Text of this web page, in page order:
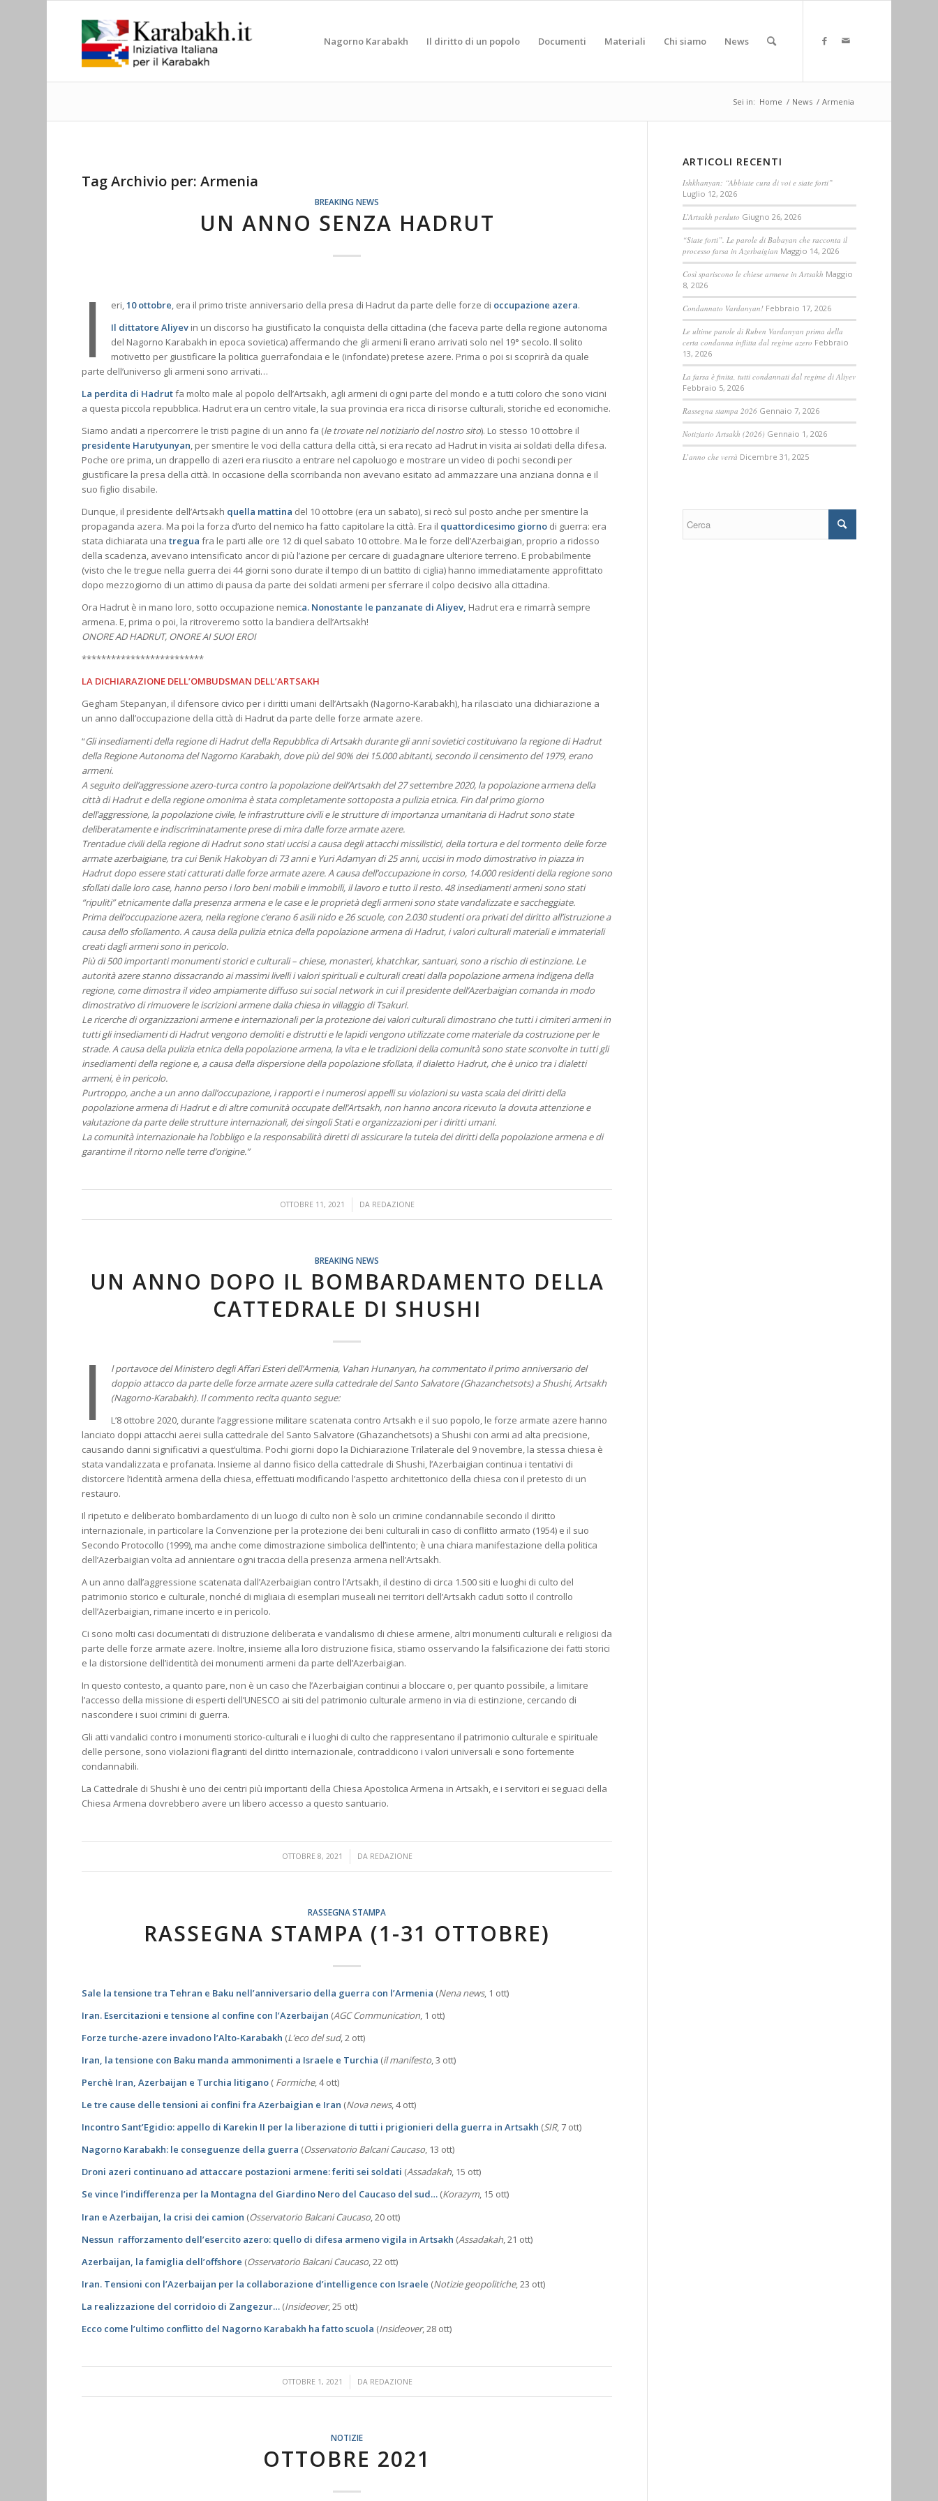
Nagorno Karabakh Il diritto di un popolo Documenti Materiali Chi siamo News
Sei in: Home / News / Armenia
Tag Archivio per:Armenia
BREAKING NEWS
UN ANNO SENZA HADRUT
I eri,10 ottobre, era il primo triste anniversario della presa di Hadrut da parte delle forze di occupazione azera.
Il dittatore Aliyev in un discorso ha giustificato la conquista della cittadina (che faceva parte della regione autonoma
del Nagorno Karabakh in epoca sovietica) affermando che gli armeni lì erano arrivati solo nel 19° secolo. Il solito
motivetto per giustificare la politica guerrafondaia e le (infondate) pretese azere. Prima o poi si scoprirà da quale
parte dell’universo gli armeni sono arrivati…
La perdita di Hadrutfa molto male al popolo dell’Artsakh, agli armeni di ogni parte del mondo e a tutti coloro che sono vicini
a questa piccola repubblica. Hadrut era un centro vitale, la sua provincia era ricca di risorse culturali, storiche ed economiche.
Siamo andati a ripercorrere le tristi pagine di un anno fa (le trovate nel notiziario del nostro sito). Lo stesso 10 ottobre il
presidente Harutyunyan, per smentire le voci della cattura della città, si era recato ad Hadrut in visita ai soldati della difesa.
Poche ore prima, un drappello di azeri era riuscito a entrare nel capoluogo e mostrare un video di pochi secondi per
giustificare la presa della città. In occasione della scorribanda non avevano esitato ad ammazzare una anziana donna e il
suo figlio disabile.
Dunque, il presidente dell’Artsakh quella mattina del 10 ottobre (era un sabato), si recò sul posto anche per smentire la
propaganda azera. Ma poi la forza d’urto del nemico ha fatto capitolare la città. Era il quattordicesimo giorno di guerra: era
stata dichiarata unatreguafra le parti alle ore 12 di quel sabato 10 ottobre. Ma le forze dell’Azerbaigian, proprio a ridosso
della scadenza, avevano intensificato ancor di più l’azione per cercare di guadagnare ulteriore terreno. E probabilmente
(visto che le tregue nella guerra dei 44 giorni sono durate il tempo di un battito di ciglia) hanno immediatamente approfittato
dopo mezzogiorno di un attimo di pausa da parte dei soldati armeni per sferrare il colpo decisivo alla cittadina.
Ora Hadrut è in mano loro, sotto occupazione nemica. Nonostante le panzanate di Aliyev, Hadrut era e rimarrà sempre
armena. E, prima o poi, la ritroveremo sotto la bandiera dell’Artsakh!
ONORE AD HADRUT, ONORE AI SUOI EROI
*************************
LA DICHIARAZIONE DELL’OMBUDSMAN DELL’ARTSAKH
Gegham Stepanyan, il difensore civico per i diritti umani dell’Artsakh (Nagorno-Karabakh), ha rilasciato una dichiarazione a
un anno dall’occupazione della città di Hadrut da parte delle forze armate azere.
“Gli insediamenti della regione di Hadrut della Repubblica di Artsakh durante gli anni sovietici costituivano la regione di Hadrut
della Regione Autonoma del Nagorno Karabakh, dove più del 90% dei 15.000 abitanti, secondo il censimento del 1979, erano
armeni.
A seguito dell’aggressione azero-turca contro la popolazione dell’Artsakh del 27 settembre 2020, la popolazionearmena della
città di Hadrut e della regione omonima è stata completamente sottoposta a pulizia etnica. Fin dal primo giorno
dell’aggressione, la popolazione civile, le infrastrutture civili e le strutture di importanza umanitaria di Hadrut sono state
deliberatamente e indiscriminatamente prese di mira dalle forze armate azere.
Trentadue civili della regione di Hadrut sono stati uccisi a causa degli attacchi missilistici, della tortura e del tormento delle forze
armate azerbaigiane, tra cui Benik Hakobyan di 73 anni e Yuri Adamyan di 25 anni, uccisi in modo dimostrativo in piazza in
Hadrut dopo essere stati catturati dalle forze armate azere. A causa dell’occupazione in corso, 14.000 residenti della regione sono
sfollati dalle loro case, hanno perso i loro beni mobili e immobili, il lavoro e tutto il resto. 48 insediamenti armeni sono stati
“ripuliti” etnicamente dalla presenza armena e le case e le proprietà degli armeni sono state vandalizzate e saccheggiate.
Prima dell’occupazione azera, nella regione c’erano 6 asili nido e 26 scuole, con 2.030 studenti ora privati ​​del diritto all’istruzione a
causa dello sfollamento. A causa della pulizia etnica della popolazione armena di Hadrut, i valori culturali materiali e immateriali
creati dagli armeni sono in pericolo.
Più di 500 importanti monumenti storici e culturali – chiese, monasteri, khatchkar, santuari, sono a rischio di estinzione. Le
autorità azere stanno dissacrando ai massimi livelli i valori spirituali e culturali creati dalla popolazione armena indigena della
regione, come dimostra il video ampiamente diffuso sui social network in cui il presidente dell’Azerbaigian comanda in modo
dimostrativo di rimuovere le iscrizioni armene dalla chiesa in villaggio di Tsakuri.
Le ricerche di organizzazioni armene e internazionali per la protezione dei valori culturali dimostrano che tutti i cimiteri armeni in
tutti gli insediamenti di Hadrut vengono demoliti e distrutti e le lapidi vengono utilizzate come materiale da costruzione per le
strade. A causa della pulizia etnica della popolazione armena, la vita e le tradizioni della comunità sono state sconvolte in tutti gli
insediamenti della regione e, a causa della dispersione della popolazione sfollata, il dialetto Hadrut, che è unico tra i dialetti
armeni, è in pericolo.
Purtroppo, anche a un anno dall’occupazione, i rapporti e i numerosi appelli su violazioni su vasta scala dei diritti della
popolazione armena di Hadrut e di altre comunità occupate dell’Artsakh, non hanno ancora ricevuto la dovuta attenzione e
valutazione da parte delle strutture internazionali, dei singoli Stati e organizzazioni per i diritti umani.
La comunità internazionale ha l’obbligo e la responsabilità diretti di assicurare la tutela dei diritti della popolazione armena e di
garantirne il ritorno nelle terre d’origine.”
OTTOBRE 11, 2021
/ DA REDAZIONE
BREAKING NEWS
UN ANNO DOPO IL BOMBARDAMENTO DELLA
CATTEDRALE DI SHUSHI
I
l portavoce del Ministero degli Affari Esteri dell’Armenia, Vahan Hunanyan, ha commentato il primo anniversario del
doppio attacco da parte delle forze armate azere sulla cattedrale del Santo Salvatore (Ghazanchetsots) a Shushi, Artsakh
(Nagorno-Karabakh). Il commento recita quanto segue:
L’8 ottobre 2020, durante l’aggressione militare scatenata contro Artsakh e il suo popolo, le forze armate azere hanno
lanciato doppi attacchi aerei sulla cattedrale del Santo Salvatore (Ghazanchetsots) a Shushi con armi ad alta precisione,
causando danni significativi a quest’ultima. Pochi giorni dopo la Dichiarazione Trilaterale del 9 novembre, la stessa chiesa è
stata vandalizzata e profanata. Insieme al danno fisico della cattedrale di Shushi, l’Azerbaigian continua i tentativi di
distorcere l’identità armena della chiesa, effettuati modificando l’aspetto architettonico della chiesa con il pretesto di un
restauro.
Il ripetuto e deliberato bombardamento di un luogo di culto non è solo un crimine condannabile secondo il diritto
internazionale, in particolare la Convenzione per la protezione dei beni culturali in caso di conflitto armato (1954) e il suo
Secondo Protocollo (1999), ma anche come dimostrazione simbolica dell’intento; è una chiara manifestazione della politica
dell’Azerbaigian volta ad annientare ogni traccia della presenza armena nell’Artsakh.
A un anno dall’aggressione scatenata dall’Azerbaigian contro l’Artsakh, il destino di circa 1.500 siti e luoghi di culto del
patrimonio storico e culturale, nonché di migliaia di esemplari museali nei territori dell’Artsakh caduti sotto il controllo
dell’Azerbaigian, rimane incerto e in pericolo.
Ci sono molti casi documentati di distruzione deliberata e vandalismo di chiese armene, altri monumenti culturali e religiosi da
parte delle forze armate azere. Inoltre, insieme alla loro distruzione fisica, stiamo osservando la falsificazione dei fatti storici
e la distorsione dell’identità dei monumenti armeni da parte dell’Azerbaigian.
In questo contesto, a quanto pare, non è un caso che l’Azerbaigian continui a bloccare o, per quanto possibile, a limitare
l’accesso della missione di esperti dell’UNESCO ai siti del patrimonio culturale armeno in via di estinzione, cercando di
nascondere i suoi crimini di guerra.
Gli atti vandalici contro i monumenti storico-culturali e i luoghi di culto che rappresentano il patrimonio culturale e spirituale
delle persone, sono violazioni flagranti del diritto internazionale, contraddicono i valori universali e sono fortemente
condannabili.
La Cattedrale di Shushi è uno dei centri più importanti della Chiesa Apostolica Armena in Artsakh, e i servitori ei seguaci della
Chiesa Armena dovrebbero avere un libero accesso a questo santuario.
OTTOBRE 8, 2021
/ DA REDAZIONE
RASSEGNA STAMPA
RASSEGNA STAMPA (1-31 OTTOBRE)
Sale la tensione tra Tehran e Baku nell’anniversario della guerra con l’Armenia (Nena news, 1 ott)
Iran. Esercitazioni e tensione al confine con l’Azerbaijan (AGC Communication, 1 ott)
Forze turche-azere invadono l’Alto-Karabakh (L’eco del sud, 2 ott)
Iran, la tensione con Baku manda ammonimenti a Israele e Turchia (il manifesto, 3 ott)
Perchè Iran, Azerbaijan e Turchia litigano ( Formiche, 4 ott)
Le tre cause delle tensioni ai confini fra Azerbaigian e Iran (Nova news, 4 ott)
Incontro Sant’Egidio: appello di Karekin II per la liberazione di tutti i prigionieri della guerra in Artsakh (SIR, 7 ott)
Nagorno Karabakh: le conseguenze della guerra (Osservatorio Balcani Caucaso, 13 ott)
Droni azeri continuano ad attaccare postazioni armene: feriti sei soldati (Assadakah, 15 ott)
Se vince l’indifferenza per la Montagna del Giardino Nero del Caucaso del sud… (Korazym, 15 ott)
Iran e Azerbaijan, la crisi dei camion (Osservatorio Balcani Caucaso , 20 ott)
Nessun rafforzamento dell’esercito azero: quello di difesa armeno vigila in Artsakh (Assadakah , 21 ott)
Azerbaijan, la famiglia dell’offshore (Osservatorio Balcani Caucaso , 22 ott)
Iran. Tensioni con l’Azerbaijan per la collaborazione d’intelligence con Israele (Notizie geopolitiche, 23 ott)
La realizzazione del corridoio di Zangezur… (Insideover, 25 ott)
Ecco come l’ultimo conflitto del Nagorno Karabakh ha fatto scuola (Insideover, 28 ott)
OTTOBRE 1, 2021
/ DA REDAZIONE
NOTIZIE
OTTOBRE 2021
ARTICOLI RECENTI
Ishkhanyan: “Abbiate cura di voi e siate forti”
Luglio 12, 2026
L’Artsakh perduto Giugno 26, 2026
“Siate forti”. Le parole di Babayan che racconta il
processo farsa in Azerbaigian Maggio 14, 2026
Così spariscono le chiese armene in Artsakh Maggio
8, 2026
Condannato Vardanyan! Febbraio 17, 2026
Le ultime parole di Ruben Vardanyan prima della
certa condanna inflitta dal regime azero Febbraio
13, 2026
La farsa è finita, tutti condannati dal regime di Aliyev
Febbraio 5, 2026
Rassegna stampa 2026 Gennaio 7, 2026
Notiziario Artsakh (2026) Gennaio 1, 2026
L’anno che verrà Dicembre 31, 2025